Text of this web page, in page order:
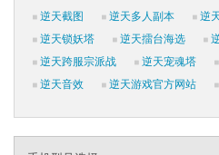
逆天截图 逆天多人副本 逆
逆天锁妖塔
逆天擂台海选
逆天跨服宗派战
逆天宠魂塔
逆天音效
逆天游戏官方网站